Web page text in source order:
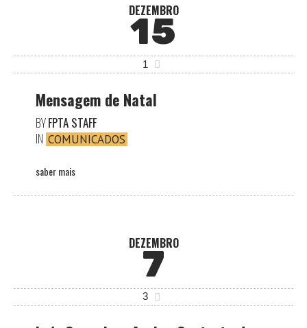
DEZEMBRO
15
1
Mensagem de Natal
BYFPTA STAFF
IN COMUNICADOS
saber mais
DEZEMBRO
7
3